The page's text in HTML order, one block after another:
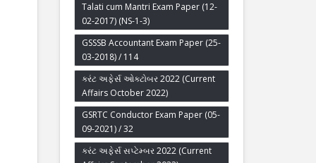
Talati cum Mantri Exam Paper (12-
02-2017) (NS-1-3)
GSSSB Accountant Exam Paper (25-
03-2018) / 114
કરંટ અફેર્સ ઓક્ટોબર 2022 (Current
Affairs October 2022)
GSRTC Conductor Exam Paper (05-
09-2021) / 32
કરંટ અફેર્સ સપ્ટેમ્બર 2022 (Current